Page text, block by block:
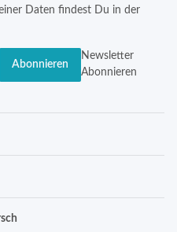
Daten findest Du in der
Abonnieren
Newsletter
Abonnieren